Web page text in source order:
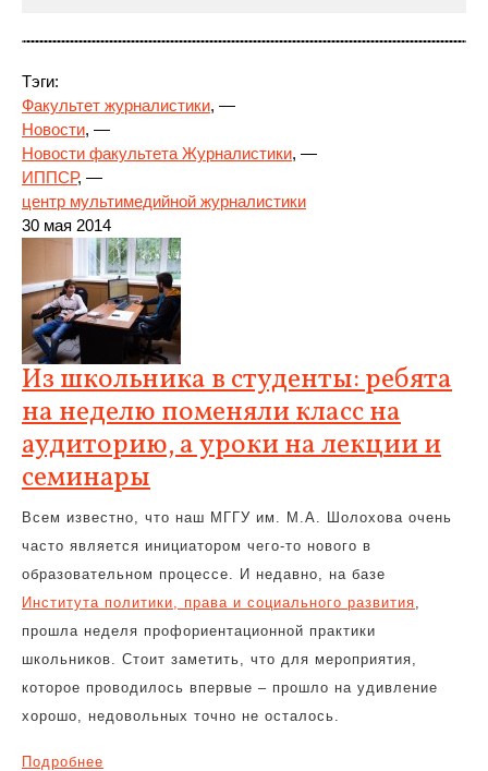
Тэги:
Факультет журналистики, —
Новости, —
Новости факультета Журналистики, —
ИППСР, —
центр мультимедийной журналистики
30 мая 2014
Из школьника в студенты: ребята
на неделю поменяли класс на
аудиторию, а уроки на лекции и
семинары
Всем известно, что наш МГГУ им. М.А. Шолохова очень
часто является инициатором чего-то нового в
образовательном процессе. И недавно, на базе
Института политики, права и социального развития,
прошла неделя профориентационной практики
школьников. Стоит заметить, что для мероприятия,
которое проводилось впервые – прошло на удивление
хорошо, недовольных точно не осталось.
Подробнее